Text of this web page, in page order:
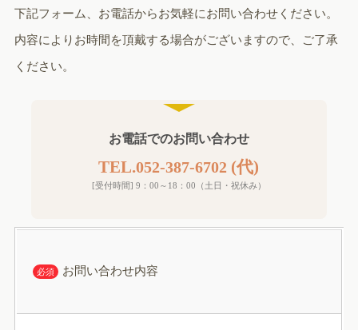
下記フォーム、お電話からお気軽にお問い合わせください。
内容によりお時間を頂戴する場合がございますので、ご了承
ください。
お電話でのお問い合わせ
TEL.052-387-6702 (代)
[受付時間] 9：00～18：00（土日・祝休み）
必須 お問い合わせ内容